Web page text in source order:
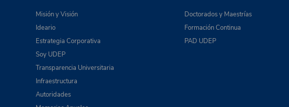
Misión y Visión
Ideario
Estrategia Corporativa
Soy UDEP
Transparencia Universitaria
Infraestructura
Autoridades
Doctorados y Maestrías
Formación Continua
PAD UDEP